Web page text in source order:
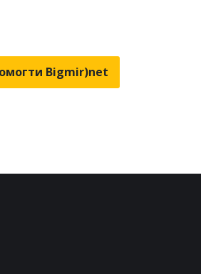
Bigmir)net